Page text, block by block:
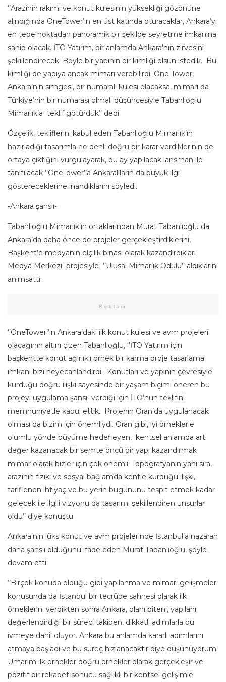
‘’Arazinin rakımı ve konut kulesinin yüksekliği gözönüne
alındığında OneTower’ın en üst katında oturacaklar, Ankara’yı
en tepe noktadan panoramik bir şekilde seyretme imkanına
sahip olacak. İTO Yatırım, bir anlamda Ankara’nın zirvesini
şekillendirecek. Böyle bir yapının bir kimliği olsun istedik. Bu
kimliği de yapıya ancak mimarı verebilirdi. One Tower,
Ankara’nın simgesi, bir numaralı kulesi olacaksa, mimarı da
Türkiye’nin bir numarası olmalı düşüncesiyle Tabanlıoğlu
Mimarlık’a teklif götürdük’’ dedi.
Özçelik, tekliflerini kabul eden Tabanlıoğlu Mimarlık’ın
hazırladığı tasarımla ne denli doğru bir karar verdiklerinin de
ortaya çıktığını vurgulayarak, bu ay yapılacak lansman ile
tanıtılacak ‘’OneTower’’a Ankaralıların da büyük ilgi
göstereceklerine inandıklarını söyledi.
-Ankara şanslı-
Tabanlıoğlu Mimarlık’ın ortaklarından Murat Tabanlıoğlu da
Ankara’da daha önce de projeler gerçekleştirdiklerini,
Başkent’e medyanın elçilik binası olarak kazandırdıkları
Medya Merkezi projesiyle ‘’Ulusal Mimarlık Ödülü’’ aldıklarını
anımsattı.
Reklam
‘’OneTower’’ın Ankara’daki ilk konut kulesi ve avm projeleri
olacağının altını çizen Tabanlıoğlu, ‘’İTO Yatırım için
başkentte konut ağırlıklı örnek bir karma proje tasarlama
imkanı bizi heyecanlandırdı. Konutları ve yapının çevresiyle
kurduğu doğru ilişki sayesinde bir yaşam biçimi öneren bu
projeyi uygulama şansı verdiği için İTO’nun teklifini
memnuniyetle kabul ettik. Projenin Oran’da uygulanacak
olması da bizim için önemliydi. Oran gibi, iyi örneklerle
olumlu yönde büyüme hedefleyen, kentsel anlamda artı
değer kazanacak bir semte öncü bir yapı kazandırmak
mimar olarak bizler için çok önemli. Topografyanın yanı sıra,
arazinin fiziki ve sosyal bağlamda kentle kurduğu ilişki,
tariflenen ihtiyaç ve bu yerin bugününü tespit etmek kadar
gelecek ile ilgili vizyonu da tasarımı şekillendiren unsurlar
oldu’’ diye konuştu.
Ankara’nın lüks konut ve avm projelerinde İstanbul’a nazaran
daha şanslı olduğunu ifade eden Murat Tabanlıoğlu, şöyle
devam etti:
‘’Birçok konuda olduğu gibi yapılanma ve mimari gelişmeler
konusunda da İstanbul bir tecrübe sahnesi olarak ilk
örneklerini verdikten sonra Ankara, olanı biteni, yapılanı
değerlendirdiği bir süreci takiben, dikkatli adımlarla bu
ivmeye dahil oluyor. Ankara bu anlamda kararlı adımlarını
atmaya başladı ve bu süreç hızlanacaktır diye düşünüyorum.
Umarım ilk örnekler doğru örnekler olarak gerçekleşir ve
pozitif bir rekabet sonucu sağlıklı bir kentsel gelişimle